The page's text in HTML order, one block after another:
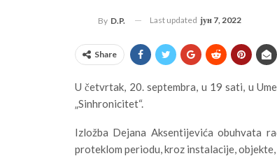
By D.P. Last updated јун 7, 2022
Share
U četvrtak, 20. septembra, u 19 sati, u
„Sinhronicitet“.
Izložba Dejana Aksentijevića obuhvata
proteklom periodu, kroz instalacije,